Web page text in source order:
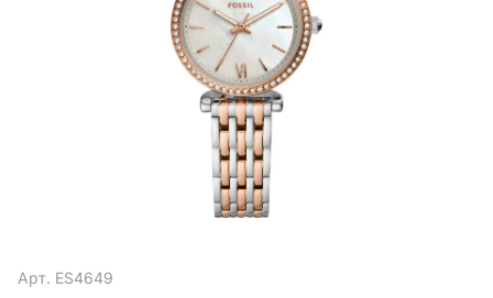
Арт. ES4649